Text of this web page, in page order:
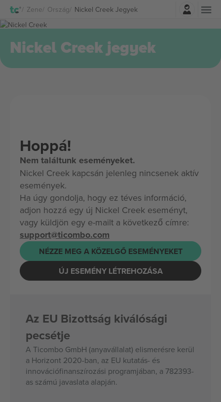
Zene Ország Nickel Creek Jegyek
Belépés
Nickel Creek jegyek
Hoppá!
Nem találtunk eseményeket.
Nickel Creek kapcsán jelenleg nincsenek aktív
események.
Ha úgy gondolja, hogy ez téves információ,
adjon hozzá egy új Nickel Creek eseményt,
vagy küldjön egy e-mailt a következő címre:
support@ticombo.com
NÉZZE MEG A KÖZELGŐ ESEMÉNYEKET
ÚJ ESEMÉNY LÉTREHOZÁSA
Az EU Bizottság kiválósági
pecsétje
A Ticombo GmbH (anyavállalat) elismerésre kerül
a Horizont 2020-ban, az EU kutatás- és
innovációfinanszírozási programjában, a 782393-
as számú javaslata alapján.